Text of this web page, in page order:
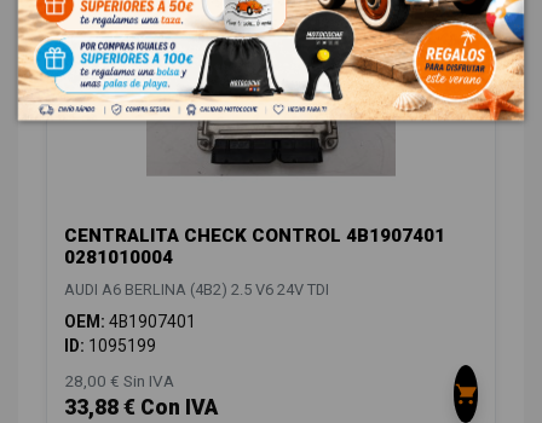
CENTRALITA CHECK CONTROL 4B1907401
0281010004
AUDI A6 BERLINA (4B2) 2.5 V6 24V TDI
OEM: 4B1907401
ID: 1095199
28,00 € Sin IVA
33,88 € Con IVA